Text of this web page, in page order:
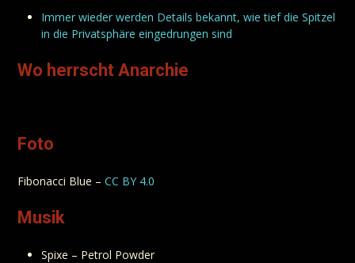
Immer wieder werden Details bekannt, wie tief die Spitzel
in die Privatsphäre eingedrungen sind
Wo herrscht Anarchie
Foto
Fibonacci Blue –CC BY 4.0
Musik
Spixe – Petrol Powder